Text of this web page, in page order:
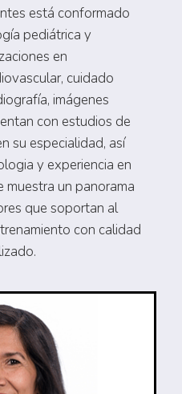
está conformado
pediátrica y
en
cuidado
imágenes
con estudios de
su especialidad, así
y experiencia en
muestra un panorama
que soportan al
con calidad